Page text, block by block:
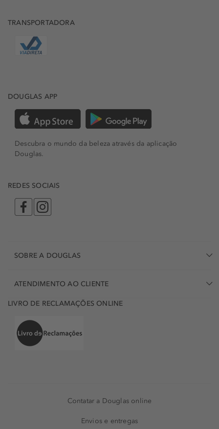
TRANSPORTADORA
DOUGLAS APP
Descubra o mundo da beleza através da aplicação
Douglas.
REDES SOCIAIS
SOBRE A DOUGLAS
ATENDIMENTO AO CLIENTE
LIVRO DE RECLAMAÇÕES ONLINE
Contatar a Douglas online
Envios e entregas